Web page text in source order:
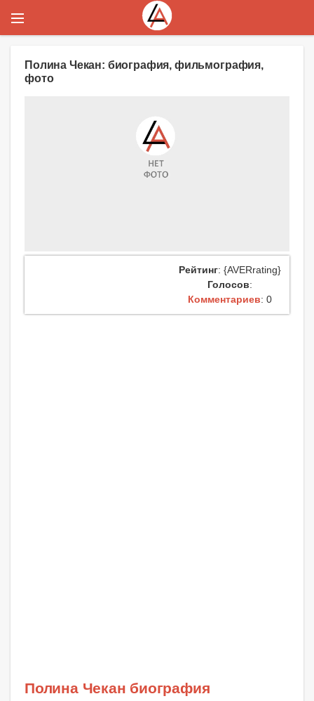
Полина Чекан: биография, фильмография,
фото
Рейтинг: {AVERrating}
Голосов:
Комментариев: 0
Полина Чекан биография